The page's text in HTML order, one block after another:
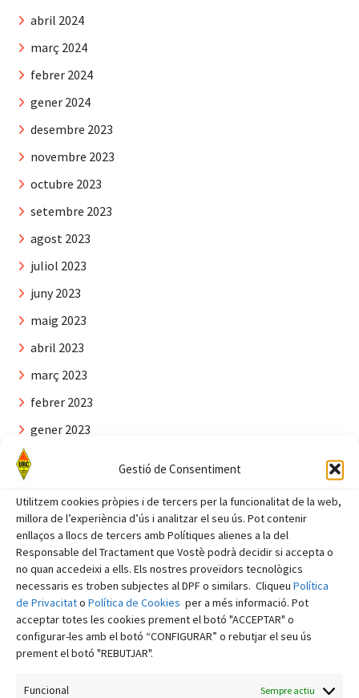
Gestió de Consentiment
Utilitzem cookies pròpies i de tercers per la funcionalitat de la web,
millora de l’experiència d’ús i analitzar el seu ús. Pot contenir
enllaços a llocs de tercers amb Polítiques alienes a la del
Responsable del Tractament que Vostè podrà decidir si accepta o
no quan accedeixi a ells. Els nostres proveïdors tecnològics
necessaris es troben subjectes al DPF o similars. Cliqueu Política
de Privacitato Política de Cookies per a més informació. Pot
acceptar totes les cookies prement el botó "ACCEPTAR" o
configurar-les amb el botó “CONFIGURAR” o rebutjar el seu ús
prement el botó "REBUTJAR".
Funcional Sempre actiu
abril 2024
març 2024
febrer 2024
gener 2024
desembre 2023
novembre 2023
octubre 2023
setembre 2023
agost 2023
juliol 2023
juny 2023
maig 2023
abril 2023
març 2023
febrer 2023
gener 2023
octubre 2022
setembre 2022
agost 2022
juliol 2022
juny 2022
maig 2022